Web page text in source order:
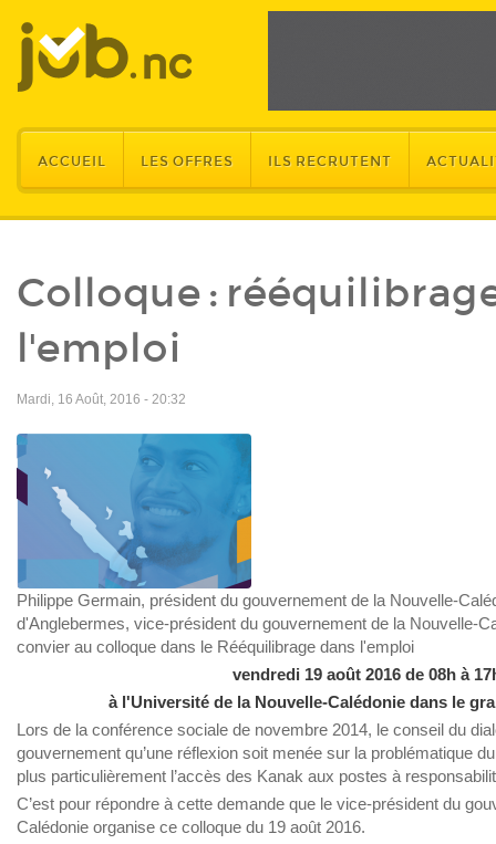
ACCUEIL LES OFFRES ILS RECRUTENT
Colloque :
l'emploi
Mardi, 16 Août, 2016 - 20:32
Philippe Germain, président du gouvernement de la Nouvelle-
d'Anglebermes, vice-président du gouvernement de la Nouvelle-
convier au colloque dans le Rééquilibrage dans l'emploi
vendredi 19 août 2016 de 08h à
à l'Université de la Nouvelle-Calédonie dans le
Lors de la conférence sociale de novembre 2014, le conseil du
gouvernement qu’une réflexion soit menée sur la problématique
plus particulièrement l’accès des Kanak aux postes à
C’est pour répondre à cette demande que le vice-président du
Calédonie organise ce colloque du 19 août 2016.